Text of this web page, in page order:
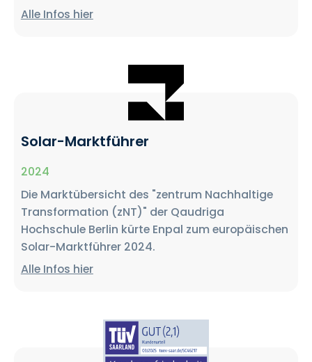
Alle Infos hier
Solar-Marktführer
2024
Die Marktübersicht des "zentrum Nachhaltige
Transformation (zNT)" der Qaudriga
Hochschule Berlin kürte Enpal zum europäischen
Solar-Marktführer 2024.
Alle Infos hier